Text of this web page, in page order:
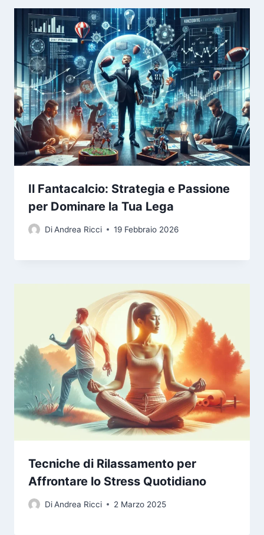
Il Fantacalcio: Strategia e Passione
per Dominare la Tua Lega
DiAndrea Ricci 19 Febbraio 2026
Tecniche di Rilassamento per
Affrontare lo Stress Quotidiano
DiAndrea Ricci 2 Marzo 2025